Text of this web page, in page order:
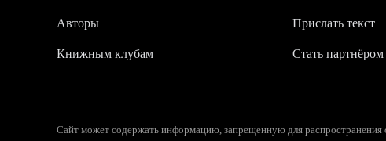
Авторы Прислать текст
Книжным клубам Стать партнёром
Сайт может содержать информацию, запрещенную для распространения